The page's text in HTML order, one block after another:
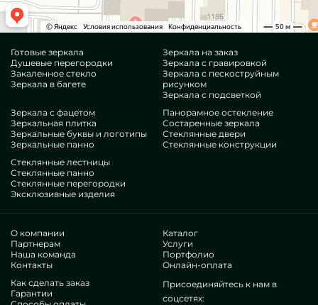
Готовые зеркала
Душевые перегородки
Закаленное стекло
Зеркала в багете
Зеркала на заказ
Зеркала с гравировкой
Зеркала с пескоструйным
рисунком
Зеркала с подсветкой
Зеркала с фацетом
Зеркальная плитка
Зеркальные буквы и логотипы
Зеркальные панно
Панорамное остекление
Состаренные зеркала
Стеклянные двери
Стеклянные конструкции
Стеклянные лестницы
Стеклянные панно
Стеклянные перегородки
Эксклюзивные изделия
О компании
Партнерам
Наша команда
Контакты
Каталог
Услуги
Портфолио
Онлайн-оплата
Как сделать заказ
Гарантии
Присоединяйтесь к нам в
соцсетях: